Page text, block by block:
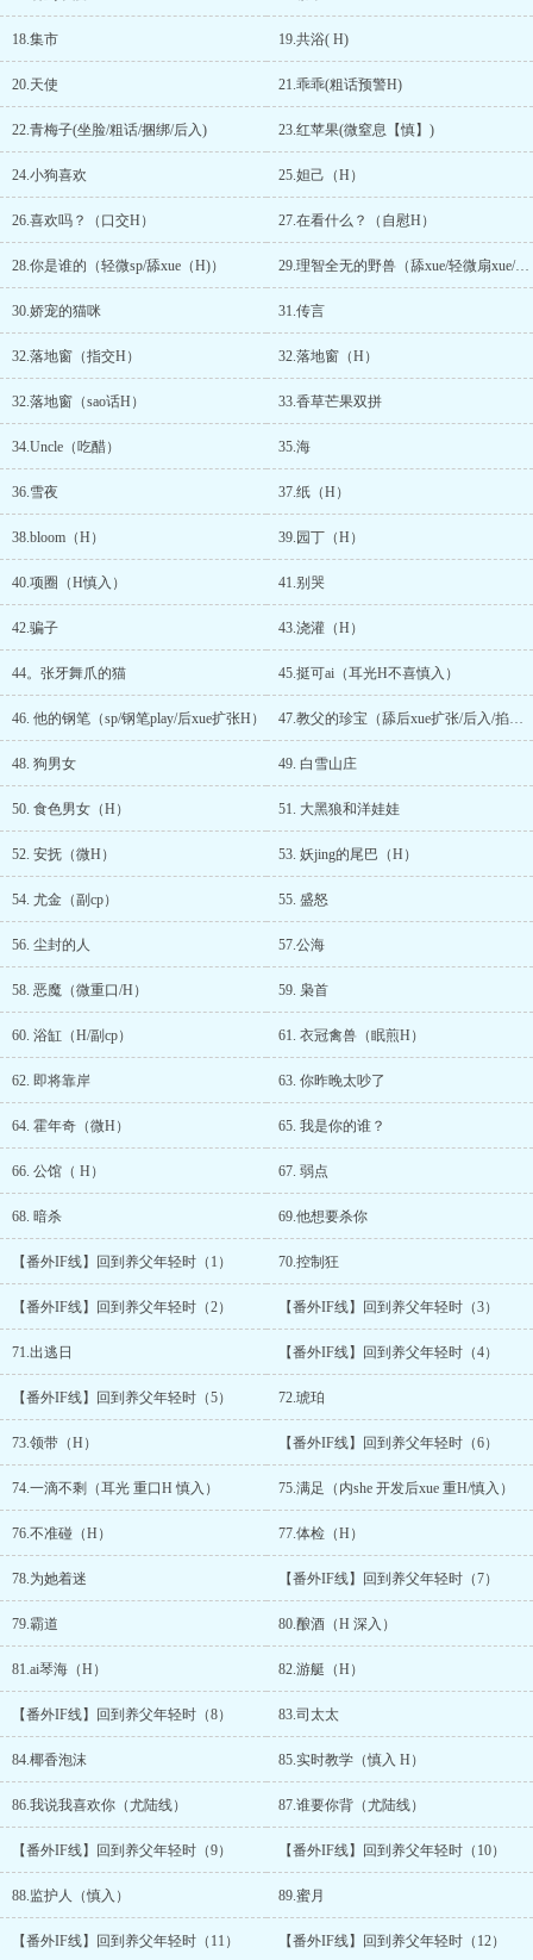
18.集市 19.共浴( H)
20.天使 21.乖乖(粗话预警H)
22.青梅子(坐脸/粗话/捆绑/后入) 23.红苹果(微窒息【慎】)
24.小狗喜欢 25.妲己（H）
26.喜欢吗？（口交H） 27.在看什么？（自慰H）
28.你是谁的（轻微sp/舔xue（H)） 29.理智全无的野兽（舔xue/轻微扇xue/揉胸H）
30.娇宠的猫咪 31.传言
32.落地窗（指交H） 32.落地窗（H）
32.落地窗（sao话H） 33.香草芒果双拼
34.Uncle（吃醋） 35.海
36.雪夜 37.纸（H）
38.bloom（H） 39.园丁（H）
40.项圈（H慎入） 41.别哭
42.骗子 43.浇灌（H）
44。张牙舞爪的猫 45.挺可ai（耳光H不喜慎入）
46. 他的钢笔（sp/钢笔play/后xue扩张H） 47.教父的珍宝（舔后xue扩张/后入/掐脖/微sp/dt）
48. 狗男女 49. 白雪山庄
50. 食色男女（H） 51. 大黑狼和洋娃娃
52. 安抚（微H） 53. 妖jing的尾巴（H）
54. 尤金（副cp） 55. 盛怒
56. 尘封的人 57.公海
58. 恶魔（微重口/H） 59. 枭首
60. 浴缸（H/副cp） 61. 衣冠禽兽（眠煎H）
62. 即将靠岸 63. 你昨晚太吵了
64. 霍年奇（微H） 65. 我是你的谁？
66. 公馆（ H） 67. 弱点
68. 暗杀 69.他想要杀你
【番外IF线】回到养父年轻时（1） 70.控制狂
【番外IF线】回到养父年轻时（2） 【番外IF线】回到养父年轻时（3）
71.出逃日 【番外IF线】回到养父年轻时（4）
【番外IF线】回到养父年轻时（5） 72.琥珀
73.领带（H） 【番外IF线】回到养父年轻时（6）
74.一滴不剩（耳光 重口H 慎入） 75.满足（内she 开发后xue 重H/慎入）
76.不准碰（H） 77.体检（H）
78.为她着迷 【番外IF线】回到养父年轻时（7）
79.霸道 80.酿酒（H 深入）
81.ai琴海（H） 82.游艇（H）
【番外IF线】回到养父年轻时（8） 83.司太太
84.椰香泡沫 85.实时教学（慎入 H）
86.我说我喜欢你（尤陆线） 87.谁要你背（尤陆线）
【番外IF线】回到养父年轻时（9） 【番外IF线】回到养父年轻时（10）
88.监护人（慎入） 89.蜜月
【番外IF线】回到养父年轻时（11） 【番外IF线】回到养父年轻时（12）